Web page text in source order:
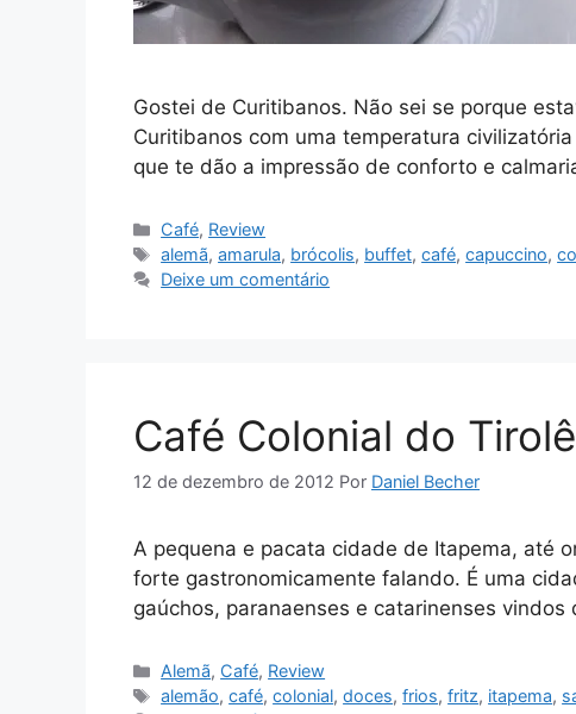
Gostei de Curitibanos. Não sei se porque
Curitibanos com uma temperatura
que te dão a impressão de conforto e
Categorias
Café, Review
Tags
alemã,amarula, brócolis, buffet,café,capuccino,
Deixe um comentário
Café Colonial do
12 de dezembro de 2012 Por Daniel Becher
A pequena e pacata cidade de Itapema, até
forte gastronomicamente falando. É uma
gaúchos, paranaenses e catarinenses
Categorias
Alemã, Café, Review
Tags
alemão,café,colonial,doces,frios,fritz, itapema,